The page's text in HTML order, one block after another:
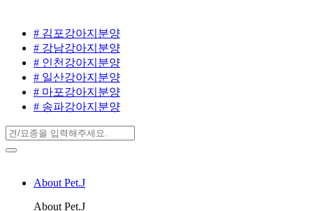
# 김포강아지분양
# 강남강아지분양
# 인천강아지분양
# 일산강아지분양
# 마포강아지분양
# 송파강아지분양
About Pet.J
About Pet.J